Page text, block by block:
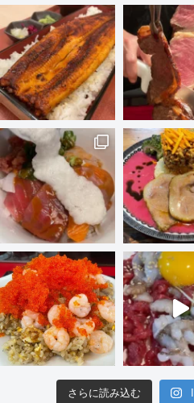
さらに読み込む